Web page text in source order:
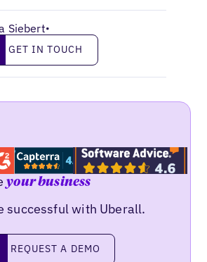
Siebert•
in touch
GET IN TOUCH
your business
successful with Uberall.
a demo
REQUEST A DEMO